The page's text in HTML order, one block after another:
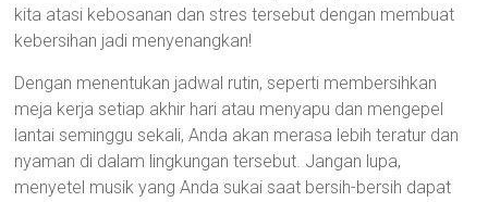
kita atasi kebosanan dan stres tersebut dengan membuat
kebersihan jadi menyenangkan!
Dengan menentukan jadwal rutin, seperti membersihkan
meja kerja setiap akhir hari atau menyapu dan mengepel
lantai seminggu sekali, Anda akan merasa lebih teratur dan
nyaman di dalam lingkungan tersebut. Jangan lupa,
menyetel musik yang Anda sukai saat bersih-bersih dapat